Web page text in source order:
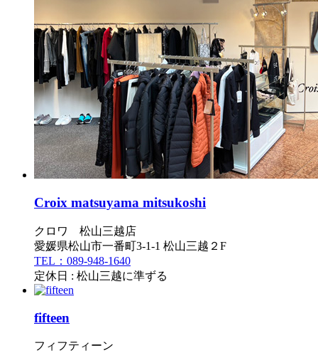
Croix matsuyama mitsukoshi
クロワ 松山三越店
愛媛県松山市一番町3-1-1 松山三越２F
TEL：089-948-1640
定休日 : 松山三越に準ずる
fifteen
フィフティーン